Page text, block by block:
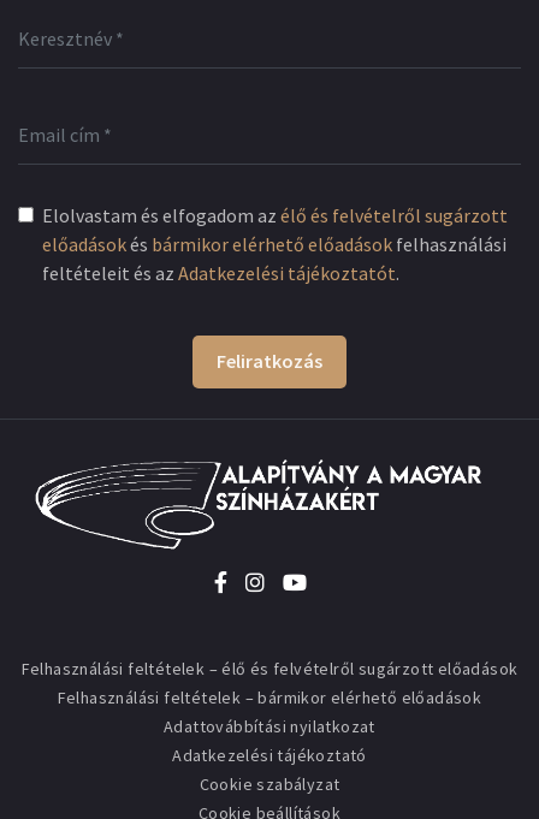
Elolvastam és elfogadom az élő és felvételről sugárzott
előadásokés bármikor elérhető előadások felhasználási
feltételeit és az Adatkezelési tájékoztatót.
Feliratkozás
Felhasználási feltételek – élő és felvételről sugárzott előadások
Felhasználási feltételek – bármikor elérhető előadások
Adattovábbítási nyilatkozat
Adatkezelési tájékoztató
Cookie szabályzat
Cookie beállítások